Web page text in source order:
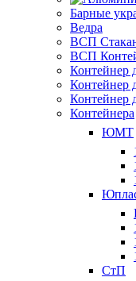
Барные
Ведра
ВСП
ВСП
Контейнер
Контейнер
Контейнер
Контейнера
ЮМТ
СтП